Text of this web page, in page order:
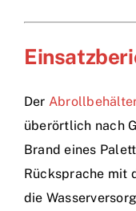
Der
überörtlich nach
Brand eines
Rücksprache mit
die